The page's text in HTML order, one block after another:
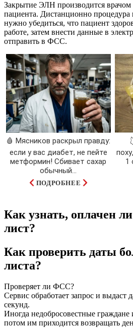
Закрытие ЭЛН производится врачом
пациента. Дистанционно процедура
нужно убедиться, что пациент
работе, затем внести данные в
отправить в ФСС.
🩸 Мясников раскрыл правду:
если у вас диабет, не пейте
метформин! Сбивает сахар
обычный...
ПОДРОБНЕЕ
1
Как узнать, оплачен
лист?
Как проверить даты
листа?
Проверяет ли ФСС?
Сервис обработает запрос и выдаст
секунд.
Иногда недобросовестные граждане
потом им приходится возвращать